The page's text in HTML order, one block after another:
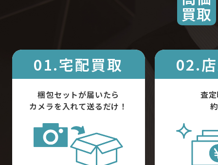
買取
01.宅配買取
梱包セットが届いたら
カメラを入れて送るだけ！
02.
査